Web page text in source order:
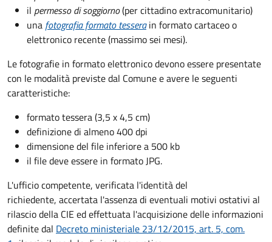
il permesso di soggiorno(per cittadino extracomunitario)
una fotografia formato tessera in formato cartaceo o
elettronico recente (massimo sei mesi).
Le fotografie in formato elettronico devono essere presentate
con le modalità previste dal Comune e avere le seguenti
caratteristiche:
formato tessera (3,5 x 4,5 cm)
definizione di almeno 400 dpi
dimensione del file inferiore a 500 kb
il file deve essere in formato JPG.
L'ufficio competente, verificata l'identità del
richiedente, accertata l'assenza di eventuali motivi ostativi al
rilascio della CIE ed effettuata l'acquisizione delle informazioni
definite dal Decreto ministeriale 23/12/2015, art. 5, com.